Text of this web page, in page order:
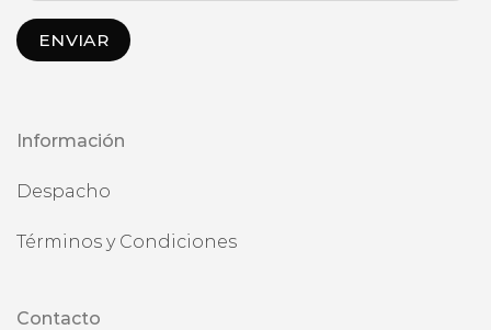
Información
Despacho
Términos y Condiciones
Contacto